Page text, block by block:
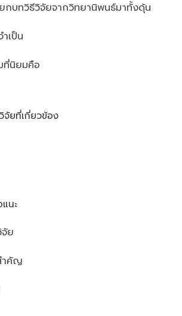
กบทวิธีวิจัยจากวิทยานิพนธ์มาทั้งดุ้น
เป็น
ที่นิยมคือ
จัยที่เกี่ยวข้อง
นะ
ย
ำคัญ